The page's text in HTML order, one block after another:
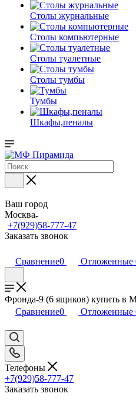
Столы журнальные
Столы компьютерные
Столы туалетные
Столы тумбы
Тумбы
Шкафы,пеналы
Ваш город
Москва
+7(929)58-777-47
Заказать звонок
Сравнение0 Отложенные
Фронда-9 (6 ящиков) купить
Сравнение0 Отложенные
Телефоны
+7(929)58-777-47
Заказать звонок